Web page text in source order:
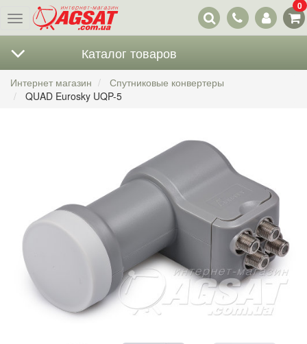
Меню
Наши
контакты
0
Каталог товаров
Интернет магазин
Спутниковые конвертеры
QUAD Eurosky UQP-5